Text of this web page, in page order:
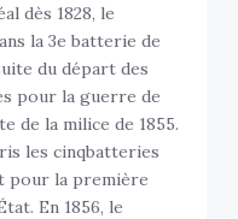
dès 1828, le
la 3e batterie de
du départ des
pour la guerre de
de la milice de 1855.
les cinqbatteries
pour la première
En 1856, le